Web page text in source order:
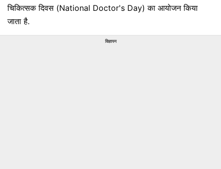
चिकित्सक दिवस (National Doctor's Day) का आयोजन किया
जाता है.
विज्ञापन